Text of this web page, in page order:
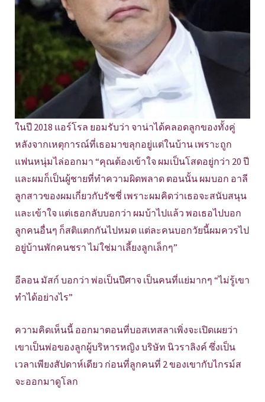
ในปี 2018 แอร์โรล ยอมรับว่า จาน่าได้คลอดลูกของทั้งคู่
หลังจากเหตุการณ์ที่เธอมาขลุกอยู่แต่ในบ้าน เพราะถูก
แฟนหนุ่มไล่ออกมา “คุณต้องเข้าใจ ผมเป็นโสดอยู่กว่า 20 ปี
และผมก็เป็นผู้ชายที่ทำความผิดพลาด ตอนนั้น ผมบอก อาลี
ลูกสาวของผมเกี่ยวกับรัชชี่ เพราะผมคิดว่าเธอจะสนับสนุน
และเข้าใจ แต่เธอกลับบอกว่า ผมบ้าไปแล้ว พอเธอไปบอก
ลูกคนอื่นๆ ก็สติแตกกันไปหมด แต่ละคนบอกวัยนี้ผมควรไป
อยู่บ้านพักคนชรา ไม่ใช่มาเลี้ยงลูกเล็กๆ”
อีลอน มัสก์ บอกว่า พ่อเป็นปีศาจ เป็นคนที่แย่มากๆ “ไม่รู้เขา
ทำได้อย่างไร”
ความคิดเห็นนี้ ออกมาตอนที่บอสเทสลาเพิ่งจะเปิดเผยว่า
เขาเป็นพ่อของลูกผู้บริหารหญิง บริษัท นิวราลิงค์ ซึ่งเป็น
เวลาเพียงสัปดาห์เดียว ก่อนที่ลูกคนที่ 2 ของเขากับไกรม์ส
จะออกมาดูโลก